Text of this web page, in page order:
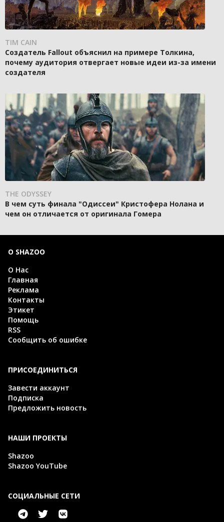
TIM CAIN
Создатель Fallout объяснил на примере Толкина,
почему аудитория отвергает новые идеи из-за имени
создателя
THE ODYSSEY
В чем суть финала "Одиссеи" Кристофера Нолана и
чем он отличается от оригинала Гомера
О SHAZOO
О Нас
Главная
Реклама
Контакты
Этикет
Помощь
RSS
Сообщить об ошибке
ПРИСОЕДИНИТЬСЯ
Завести аккаунт
Подписка
Предложить новость
НАШИ ПРОЕКТЫ
Shazoo
Shazoo YouTube
СОЦИАЛЬНЫЕ СЕТИ